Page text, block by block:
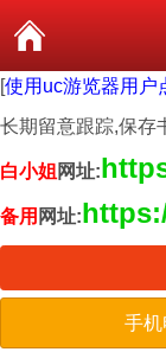
[使用uc游览器用户
长期留意跟踪,保存
白小姐 网址:
备用 网址:
手机